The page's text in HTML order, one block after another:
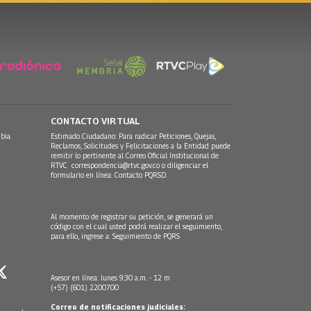
CONTACTO VIRTUAL
Estimado Ciudadano: Para radicar Peticiones, Quejas,
Reclamos, Solicitudes y Felicitaciones a la Entidad puede
remitir lo pertinente al Correo Oficial Institucional de
RTVC correspondencia@rtvc.gov.co o diligenciar el
formulario en línea: Contacto PQRSD.
Al momento de registrar su petición, se generará un
código con el cual usted podrá realizar el seguimiento,
para ello, ingrese a: Seguimiento de PQRS
Asesor en línea: lunes 9:30 a.m. - 12 m
(+57) (601) 2200700
Correo de notificaciones judiciales: